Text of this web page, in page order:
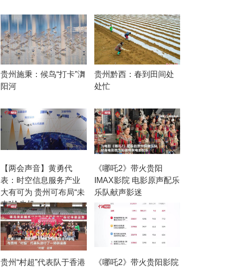
贵州施秉：候鸟“打卡”㵲
阳河
贵州黔西：春到田间处
处忙
【两会声音】黄勇代
表：时空信息服务产业
大有可为 贵州可布局“未
来”抢先机
《哪吒2》带火贵阳
IMAX影院 电影原声配乐
乐队献声影迷
贵州“村超”代表队于香港
《哪吒2》带火贵阳影院